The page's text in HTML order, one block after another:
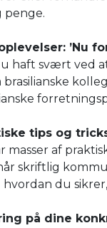
penge.
’Nu
haft svært ved
brasilianske
tips og
masser af
skriftlig
hvordan du
på dine